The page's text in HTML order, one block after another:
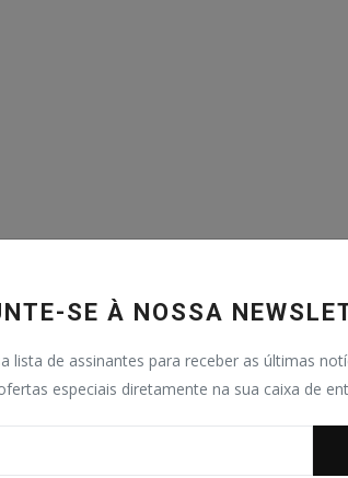
SE À NOSSA
lista de assinantes para receber as últimas
especiais diretamente na sua caixa de